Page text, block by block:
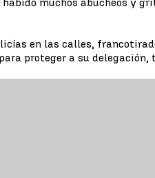
en las calles,
proteger a su